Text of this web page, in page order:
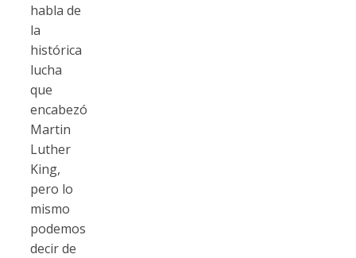
habla de
la
histórica
lucha
que
encabezó
Martin
Luther
King,
pero lo
mismo
podemos
decir de